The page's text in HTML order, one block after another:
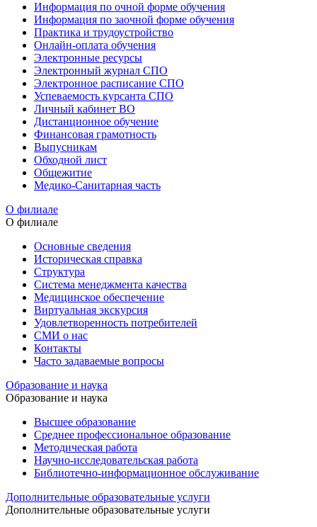
Информация по очной форме обучения
Информация по заочной форме обучения
Практика и трудоустройство
Онлайн-оплата обучения
Электронные ресурсы
Электронный журнал СПО
Электронное расписание СПО
Успеваемость курсанта СПО
Личный кабинет ВО
Дистанционное обучение
Финансовая грамотность
Выпусникам
Обходной лист
Общежитие
Медико-Санитарная часть
О филиале
О филиале
Основные сведения
Историческая справка
Структура
Система менеджмента качества
Медицинское обеспечение
Виртуальная экскурсия
Удовлетворенность потребителей
СМИ о нас
Контакты
Часто задаваемые вопросы
Образование и наука
Образование и наука
Высшее образование
Среднее профессиональное образование
Методическая работа
Научно-исследовательская работа
Библиотечно-информационное обслуживание
Дополнительные образовательные услуги
Дополнительные образовательные услуги